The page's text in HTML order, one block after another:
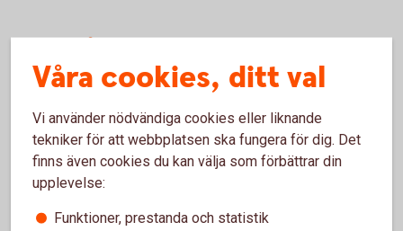
Tänk på
Historisk avkastning är ingen garanti för framtida
avkastning. Pengar du investerar i finansiella instrument
kan både öka och minska i värde och det är inte säkert
att du får tillbaka det investerade kapitalet.
Våra cookies, ditt val
Vi använder nödvändiga cookies eller liknande
tekniker för att webbplatsen ska fungera för dig. Det
finns även cookies du kan välja som förbättrar din
upplevelse:
Funktioner, prestanda och statistik